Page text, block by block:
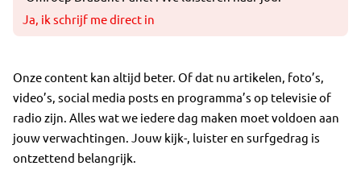
Ja, ik schrijf me direct in
Onze content kan altijd beter. Of dat nu artikelen, foto’s,
video’s, social media posts en programma’s op televisie of
radio zijn. Alles wat we iedere dag maken moet voldoen aan
jouw verwachtingen. Jouw kijk-, luister en surfgedrag is
ontzettend belangrijk.